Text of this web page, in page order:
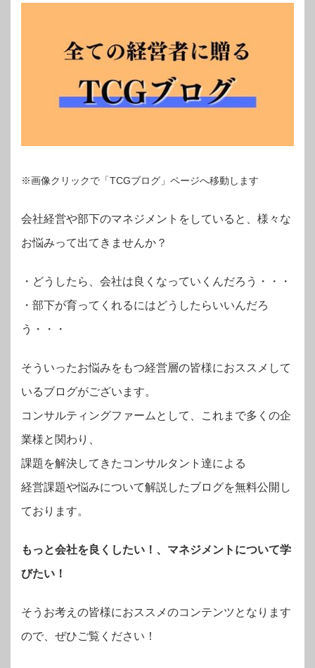
※画像クリックで「TCGブログ」ページへ移動します
会社経営や部下のマネジメントをしていると、様々な
お悩みって出てきませんか？
・ どうしたら、会社は良くなっていくんだろう・・・
・部下が育ってくれるにはどうしたらいいんだろ
う・・・
そういったお悩みをもつ経営層の皆様におススメして
いるブログがございます。
コンサルティングファームとして、これまで多くの企
業様と関わり、
課題を解決してきたコンサルタント達による
経営課題や悩みについて解説したブログを無料公開し
ております。
もっと会社を良くしたい！、マネジメントについて学
びたい！
そうお考えの皆様におススメのコンテンツとなります
ので、ぜひご覧ください！